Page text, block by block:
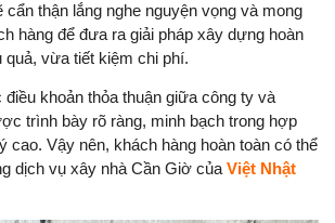
cẩn thận lắng nghe nguyện vọng và mong
hàng để đưa ra giải pháp xây dựng hoàn
quả, vừa tiết kiệm chi phí.
khoản thỏa thuận giữa công ty và
trình bày rõ ràng, minh bạch trong hợp
cao. Vậy nên, khách hàng hoàn toàn có thể
dịch vụ xây nhà Cần Giờ của Việt Nhật